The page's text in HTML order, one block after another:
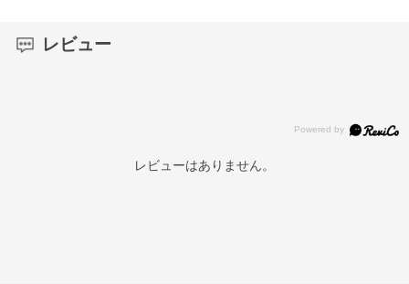
レビュー
レビューはありません。